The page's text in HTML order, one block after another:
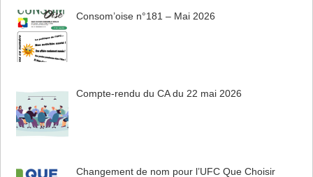
Consom’oise n°181 – Mai 2026
Compte-rendu du CA du 22 mai 2026
Changement de nom pour l’UFC Que Choisir